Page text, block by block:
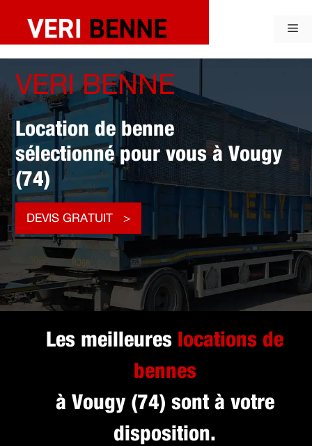
contenu
VERI BENNE
Location de benne
sélectionné pour vous à Vougy
(74)
DEVIS GRATUIT
Les meilleures locations de
bennes
à Vougy (74) sont à votre
disposition.